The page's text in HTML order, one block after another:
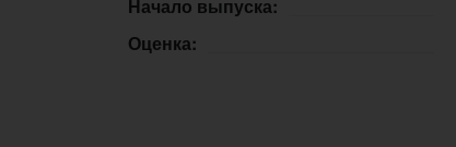
Начало выпуска:
Оценка: